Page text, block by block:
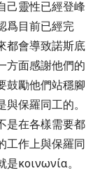
己靈性已經登峰
爲目前已經完
都會導致諾斯底
方面感謝他們的
鼓勵他們站穩腳
保羅同工的。
是在各樣需要都
工作上與保羅同
是κοινωνία。